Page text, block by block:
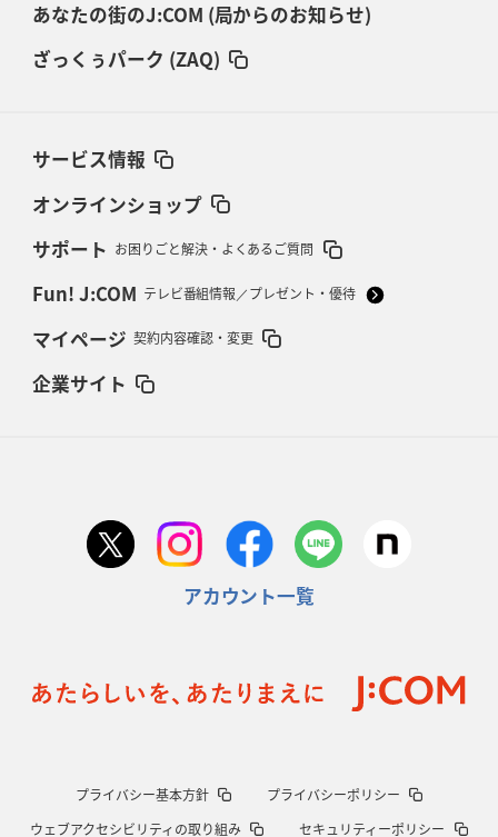
あなたの街のJ:COM (局からのお知らせ)
ざっくぅパーク (ZAQ)
サービス情報
オンラインショップ
サポート お困りごと解決・よくあるご質問
Fun! J:COM テレビ番組情報／プレゼント・優待
マイページ 契約内容確認・変更
企業サイト
アカウント一覧
プライバシー基本方針
プライバシーポリシー
ウェブアクセシビリティの取り組み
セキュリティーポリシー